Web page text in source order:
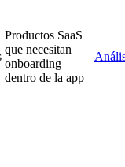
Productos SaaS
que necesitan
onboarding
dentro de la app